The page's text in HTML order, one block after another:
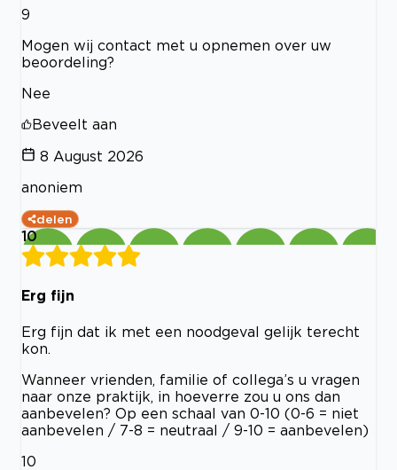
9
Mogen wij contact met u opnemen over uw
beoordeling?
Nee
Beveelt aan
8 August 2026
anoniem
delen
10
Erg fijn
Erg fijn dat ik met een noodgeval gelijk terecht
kon.
Wanneer vrienden, familie of collega’s u vragen
naar onze praktijk, in hoeverre zou u ons dan
aanbevelen? Op een schaal van 0-10 (0-6 = niet
aanbevelen / 7-8 = neutraal / 9-10 = aanbevelen)
10